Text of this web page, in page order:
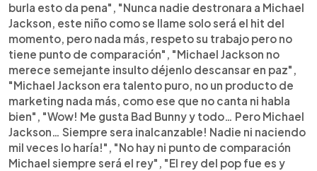
burla esto da pena", "Nunca nadie destronara a Michael
Jackson, este niño como se llame solo será el hit del
momento, pero nada más, respeto su trabajo pero no
tiene punto de comparación", "Michael Jackson no
merece semejante insulto déjenlo descansar en paz",
"Michael Jackson era talento puro, no un producto de
marketing nada más, como ese que no canta ni habla
bien", "Wow! Me gusta Bad Bunny y todo… Pero Michael
Jackson… Siempre sera inalcanzable! Nadie ni naciendo
mil veces lo haría!", "No hay ni punto de comparación
Michael siempre será el rey", "El rey del pop fue es y